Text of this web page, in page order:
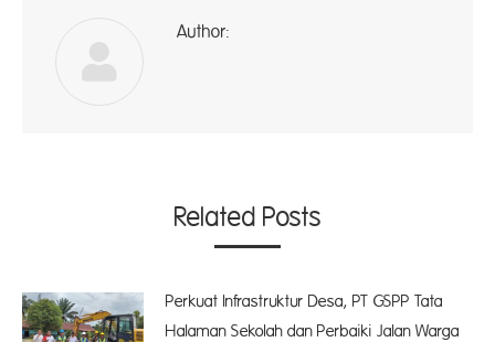
Author:
Related Posts
Perkuat Infrastruktur Desa, PT GSPP Tata
Halaman Sekolah dan Perbaiki Jalan Warga